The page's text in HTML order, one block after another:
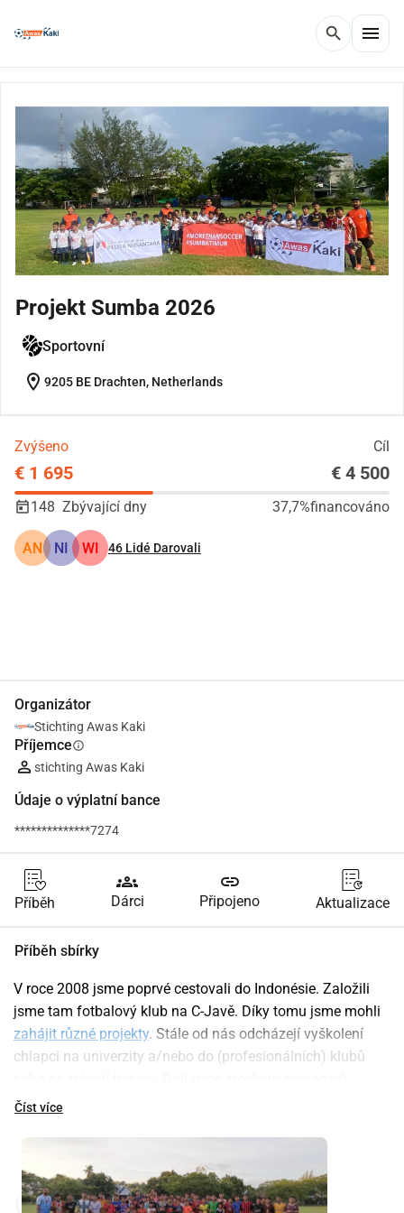
search menu
Projekt Sumba 2026
Sportovní
location_on 9205 BE Drachten, Netherlands
Zvýšeno Cíl
€ 1 695 € 4 500
148 Zbývající dny 37,7%financováno
AN NI WI 46 Lidé Darovali
Organizátor
Stichting Awas Kaki
Příjemceinfo
stichting Awas Kaki
Údaje o výplatní bance
**************7274
Příběh
groups
Dárci
link
Připojeno Aktualizace
Příběh sbírky
V roce 2008 jsme poprvé cestovali do Indonésie. Založili
zahájit různé projekty. Stále od nás odcházejí vyškolení
chlapci na univerzity a/nebo do (profesionálních) klubů
budoucnost díky našim školením. Trenér Peter je
Jeden z těchto chlapců je nyní naším projektovým
manažerem a získal srdce pro ostrov Sumba. Ostrov, kde
Číst více